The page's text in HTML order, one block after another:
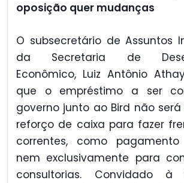
oposição quer mudanças
O subsecretário de Assuntos
da Secretaria de
Econômico, Luiz Antônio
que o empréstimo a ser
governo junto ao Bird não
reforço de caixa para fazer
correntes, como
nem exclusivamente para
consultorias. Convidado